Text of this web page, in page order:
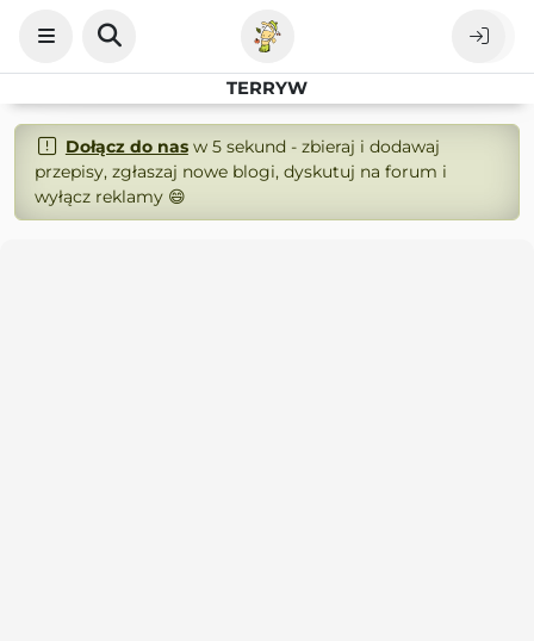
TERRYW
Dołącz do nasw 5 sekund - zbieraj i dodawaj
przepisy, zgłaszaj nowe blogi, dyskutuj na forum i
wyłącz reklamy 😄